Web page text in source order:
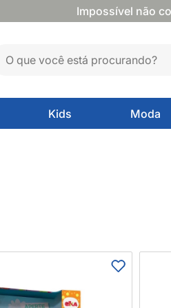
Impossível não
Kids Moda